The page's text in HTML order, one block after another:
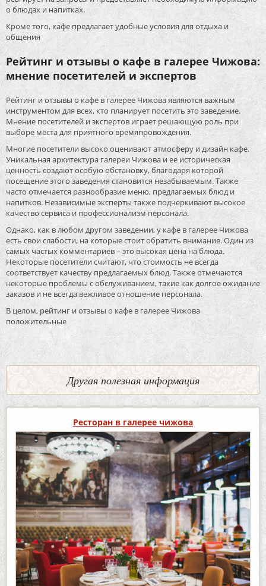
о блюдах и напитках.
Кроме того, кафе предлагает удобные условия для отдыха и
общения
Рейтинг и отзывы о кафе в галерее Чижова:
мнение посетителей и экспертов
Рейтинг и отзывы о кафе в галерее Чижова являются важным
инструментом для всех, кто планирует посетить это заведение.
Мнение посетителей и экспертов играет решающую роль при
выборе места для приятного времяпровождения.
Многие посетители высоко оценивают атмосферу и дизайн кафе.
Уникальная архитектура галереи Чижова и ее историческая
ценность создают особую обстановку, благодаря которой
посещение этого заведения становится незабываемым. Также
часто отмечается разнообразие меню, предлагаемых блюд и
напитков. Независимые эксперты также подчеркивают высокое
качество сервиса и профессионализм персонала.
Однако, как в любом другом заведении, у кафе в галерее Чижова
есть свои слабости, на которые стоит обратить внимание. Один из
самых частых комментариев – это высокая цена на блюда.
Некоторые посетители считают, что стоимость не всегда
соответствует качеству предлагаемых блюд. Также отмечаются
некоторые проблемы с обслуживанием, такие как долгое ожидание
заказов и не всегда вежливое отношение персонала.
В целом, рейтинг и отзывы о кафе в галерее Чижова
положительные
Другая полезная информация
Ресторан в галерее чижова